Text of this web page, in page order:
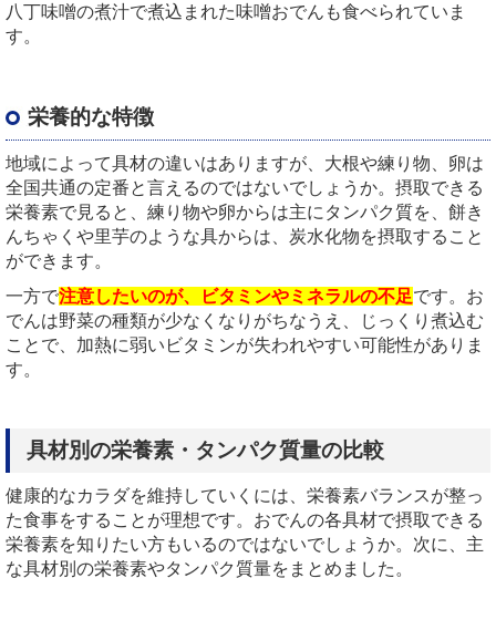
八丁味噌の煮汁で煮込まれた味噌おでんも食べられていま
す。
栄養的な特徴
地域によって具材の違いはありますが、大根や練り物、卵は
全国共通の定番と言えるのではないでしょうか。摂取できる
栄養素で見ると、練り物や卵からは主にタンパク質を、餅き
んちゃくや里芋のような具からは、炭水化物を摂取すること
ができます。
一方で注意したいのが、ビタミンやミネラルの不足です。お
でんは野菜の種類が少なくなりがちなうえ、じっくり煮込む
ことで、加熱に弱いビタミンが失われやすい可能性がありま
す。
具材別の栄養素・タンパク質量の比較
健康的なカラダを維持していくには、栄養素バランスが整っ
た食事をすることが理想です。おでんの各具材で摂取できる
栄養素を知りたい方もいるのではないでしょうか。次に、主
な具材別の栄養素やタンパク質量をまとめました。